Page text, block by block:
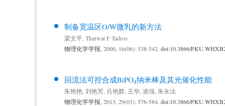
制备宽温区O/W微乳的新方法
梁文平 Tharwat F Tadros
物理化学学报 , 2000, 16(06): 538-542. doi:10.3866/
回流法可控合成BiPO4纳米棒及其光催化性能
朱艳艳 刘艳芳 吕艳辉 王华 凌强 朱永法
物理化学学报 , 2013, 29(03): 576-584. doi:10.3866/